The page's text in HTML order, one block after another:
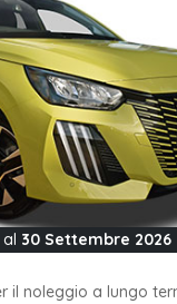
30 Settembre 2026
il noleggio a lungo